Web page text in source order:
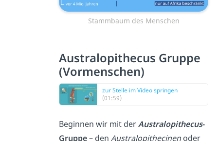
Stammbaum des Menschen
Australopithecus Gruppe
(Vormenschen)
zur Stelle im Video springen
(01:59)
Beginnen wir mit derAustralopithecus-
Gruppe– denAustralopithecinen oder